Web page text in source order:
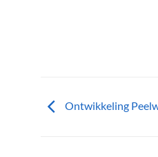
Ontwikkeling